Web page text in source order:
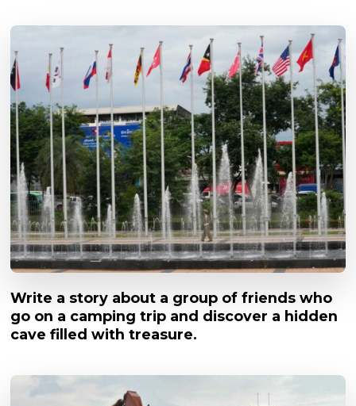
Write a story about a group of friends who
go on a camping trip and discover a hidden
cave filled with treasure.